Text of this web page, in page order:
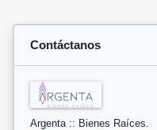
Contáctanos
Argenta :: Bienes Raíces.